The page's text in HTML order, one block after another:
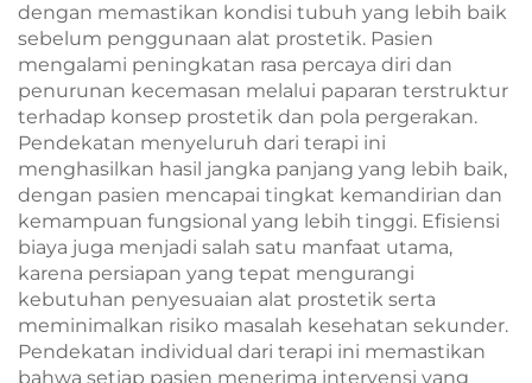
dengan memastikan kondisi tubuh yang lebih baik
sebelum penggunaan alat prostetik. Pasien
mengalami peningkatan rasa percaya diri dan
penurunan kecemasan melalui paparan terstruktur
terhadap konsep prostetik dan pola pergerakan.
Pendekatan menyeluruh dari terapi ini
menghasilkan hasil jangka panjang yang lebih baik,
dengan pasien mencapai tingkat kemandirian dan
kemampuan fungsional yang lebih tinggi. Efisiensi
biaya juga menjadi salah satu manfaat utama,
karena persiapan yang tepat mengurangi
kebutuhan penyesuaian alat prostetik serta
meminimalkan risiko masalah kesehatan sekunder.
Pendekatan individual dari terapi ini memastikan
bahwa setiap pasien menerima intervensi yang